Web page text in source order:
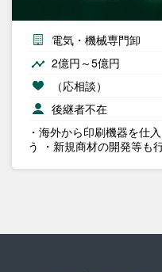
電気・機械専門卸
2億円～5億円
（応相談）
後継者不在
・海外から印刷機器を仕
う ・新規商材の開発等も